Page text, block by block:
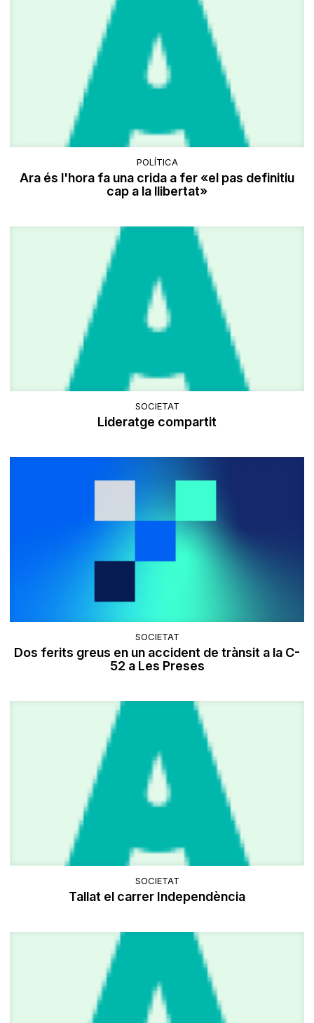
POLÍTICA
Ara és l'hora fa una crida a fer «el pas definitiu
cap a la llibertat»
SOCIETAT
Lideratge compartit
SOCIETAT
Dos ferits greus en un accident de trànsit a la C-
52 a Les Preses
SOCIETAT
Tallat el carrer Independència